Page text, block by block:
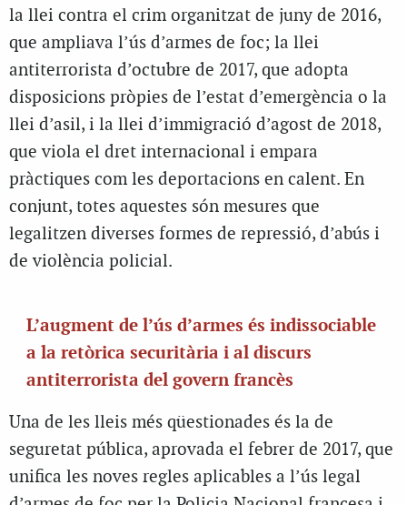
la llei contra el crim organitzat de juny de 2016,
que ampliava l’ús d’armes de foc; la llei
antiterrorista d’octubre de 2017, que adopta
disposicions pròpies de l’estat d’emergència o la
llei d’asil, i la llei d’immigració d’agost de 2018,
que viola el dret internacional i empara
pràctiques com les deportacions en calent. En
conjunt, totes aquestes són mesures que
legalitzen diverses formes de repressió, d’abús i
de violència policial.
L’augment de l’ús d’armes és indissociable
a la retòrica securitària i al discurs
antiterrorista del govern francès
Una de les lleis més qüestionades és la de
seguretat pública, aprovada el febrer de 2017, que
unifica les noves regles aplicables a l’ús legal